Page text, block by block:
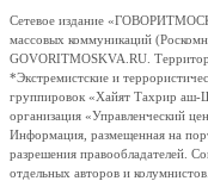
Сетевое издание
массовых коммуникаций
GOVORITMOSKVA.RU.
*Экстремистские и
группировок «Хайят Тахрир аш-
организация «Управленческий
Информация, размещенная на
разрешения правообладателей.
отдельных авторов и колумнистов.